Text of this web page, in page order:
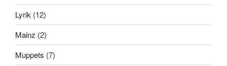
Lyrik (12)
Mainz (2)
Muppets (7)